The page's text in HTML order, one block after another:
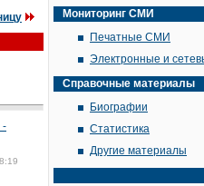
-
Мониторинг СМИ
Печатные СМИ
Электронные и
Справочные материалы
Биографии
Статистика
Другие материалы